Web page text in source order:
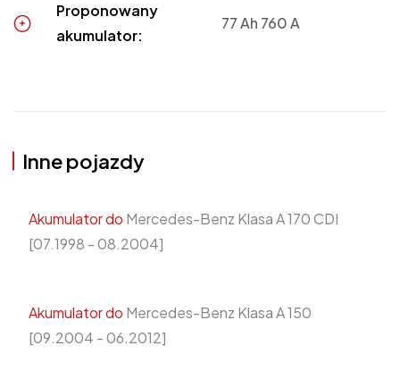
Proponowany
akumulator:
77 Ah 760 A
Inne pojazdy
Akumulator do Mercedes-Benz Klasa A 170 CDI
[07.1998 - 08.2004]
Akumulator do Mercedes-Benz Klasa A 150
[09.2004 - 06.2012]